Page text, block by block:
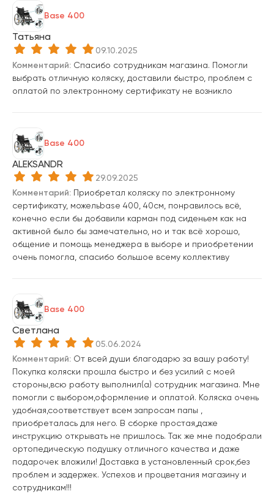
Base 400
Татьяна
09.10.2025
Комментарий: Спасибо сотрудникам магазина. Помогли
выбрать отличную коляску, доставили быстро, проблем с
оплатой по электронному сертификату не возникло
Base 400
ALEKSANDR
29.09.2025
Комментарий: Приобретал коляску по электронному
сертификату, можельbase 400, 40см, понравилось всё,
конечно если бы добавили карман под сиденьем как на
активной было бы замечательно, но и так всё хорошо,
общение и помощь менеджера в выборе и приобретении
очень помогла, спасибо большое всему коллективу
Base 400
Светлана
05.06.2024
Комментарий: От всей души благодарю за вашу работу!
Покупка коляски прошла быстро и без усилий с моей
стороны,всю работу выполнил(а) сотрудник магазина. Мне
помогли с выбором,оформление и оплатой. Коляска очень
удобная,соответствует всем запросам папы ,
приобреталась для него. В сборке простая,даже
инструкцию открывать не пришлось. Так же мне подобрали
ортопедическую подушку отличного качества и даже
подарочек вложили! Доставка в установленный срок,без
проблем и задержек. Успехов и процветания магазину и
сотрудникам!!!